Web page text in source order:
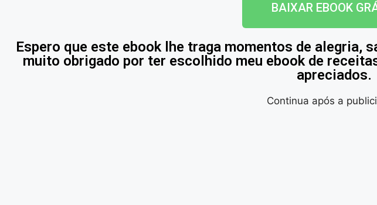
BAIXAR EBOOK
Espero que este ebook lhe traga momentos de alegria,
muito obrigado por ter escolhido meu ebook de
apreciados.
Continua após a